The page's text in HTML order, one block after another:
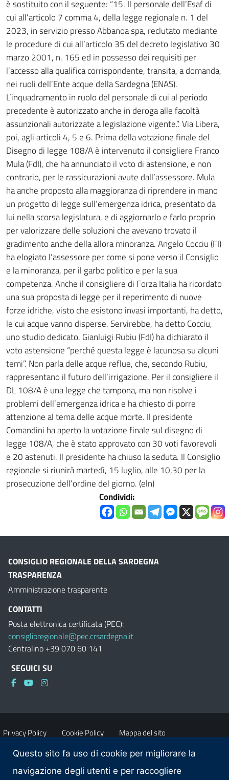
è sostituito con il seguente: “15. Il personale dell’Esaf di
cui all’articolo 7 comma 4, della legge regionale n. 1 del
2023, in servizio presso Abbanoa spa, reclutato mediante
le procedure di cui all’articolo 35 del decreto legislativo 30
marzo 2001, n. 165 ed in possesso dei requisiti per
l’accesso alla qualifica corrispondente, transita, a domanda,
nei ruoli dell’Ente acque della Sardegna (ENAS).
L’inquadramento in ruolo del personale di cui al periodo
precedente è autorizzato anche in deroga alle facoltà
assunzionali autorizzate a legislazione vigente.”. Via Libera,
poi, agli articoli 4, 5 e 6. Prima della votazione finale del
Disegno di legge 108/A è intervenuto il consigliere Franco
Mula (FdI), che ha annunciato il voto di astensione, e non
contrario, per le rassicurazioni avute dall’assessore. Mula
ha anche proposto alla maggioranza di riprendere in mano
un progetto di legge sull’emergenza idrica, presentato da
lui nella scorsa legislatura, e di aggiornarlo e farlo proprio
per valorizzare delle soluzioni che avevano trovato il
gradimento anche della allora minoranza. Angelo Cocciu (FI)
ha elogiato l’assessore per come si pone verso il Consiglio
e la minoranza, per il garbo politico e per la sua
competenza. Anche il consigliere di Forza Italia ha ricordato
una sua proposta di legge per il reperimento di nuove
forze idriche, visto che esistono invasi importanti, ha detto,
le cui acque vanno disperse. Servirebbe, ha detto Cocciu,
uno studio dedicato. Gianluigi Rubiu (FdI) ha dichiarato il
voto astensione “perché questa legge è lacunosa su alcuni
temi”. Non parla delle acque reflue, che, secondo Rubiu,
rappresentano il futuro dell’irrigazione. Per il consigliere il
DL 108/A è una legge che tampona, ma non risolve i
problemi dell’emergenza idrica e ha chiesto di porre
attenzione al tema delle acque morte. Il presidente
Comandini ha aperto la votazione finale sul disegno di
legge 108/A, che è stato approvato con 30 voti favorevoli
e 20 astenuti. Il presidente ha chiuso la seduta. Il Consiglio
regionale si riunirà martedì, 15 luglio, alle 10,30 per la
prosecuzione dell’ordine del giorno. (eln)
Condividi:
CONSIGLIO REGIONALE DELLA SARDEGNA
TRASPARENZA
Amministrazione trasparente
CONTATTI
Posta elettronica certificata (PEC):
consiglioregionale@pec.crsardegna.it
Centralino +39 070 60 141
SEGUICI SU
Privacy Policy Cookie Policy Mappa del sito
Accessibilità Dichiarazione di accessibilità
Questo sito fa uso di cookie per migliorare la
navigazione degli utenti e per raccogliere